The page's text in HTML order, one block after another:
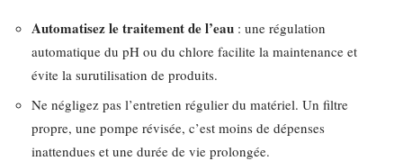
Automatisez le traitement de l’eau : une régulation
automatique du pH ou du chlore facilite la maintenance et
évite la surutilisation de produits.
Ne négligez pas l’entretien régulier du matériel. Un filtre
propre, une pompe révisée, c’est moins de dépenses
inattendues et une durée de vie prolongée.